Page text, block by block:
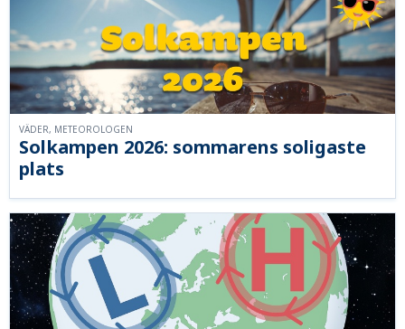
Solkampen 2026: sommarens soligaste
plats
VÄDER, METEOROLOGEN